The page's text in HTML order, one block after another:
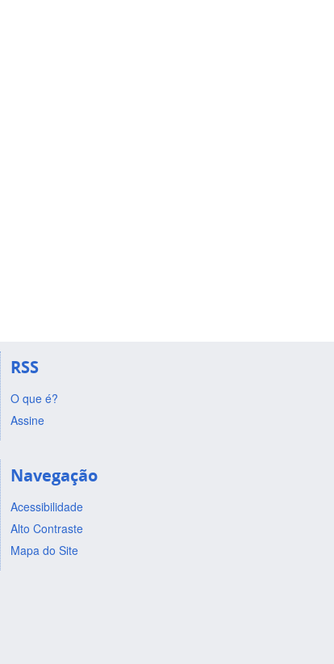
RSS
O que é?
Assine
Navegação
Acessibilidade
Alto Contraste
Mapa do Site